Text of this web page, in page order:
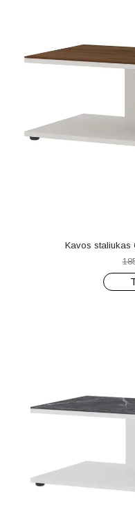
Kavos staliukas